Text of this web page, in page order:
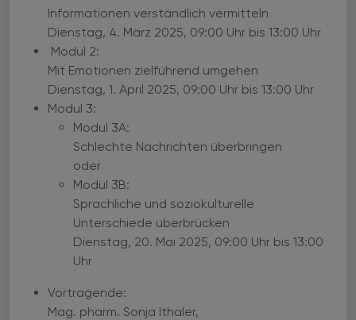
Informationen verständlich vermitteln
Dienstag, 4. März 2025, 09:00 Uhr bis 13:00 Uhr
Modul 2:
Mit Emotionen zielführend umgehen
Dienstag, 1. April 2025, 09:00 Uhr bis 13:00 Uhr
Modul 3:
Modul 3A:
Schlechte Nachrichten überbringen
oder
Modul 3B:
Sprachliche und soziokulturelle
Unterschiede überbrücken
Dienstag, 20. Mai 2025, 09:00 Uhr bis 13:00
Uhr
Vortragende:
Mag. pharm. Sonja Ithaler,